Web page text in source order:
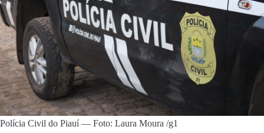
Polícia Civil do Piauí — Foto: Laura Moura /g1